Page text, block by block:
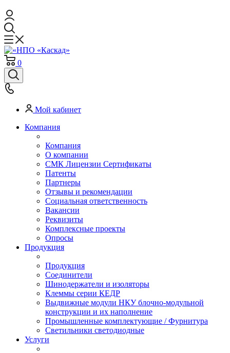
0
Мой кабинет
Компания
Компания
О компании
СМК Лицензии Сертификаты
Патенты
Партнеры
Отзывы и рекомендации
Социальная ответственность
Вакансии
Реквизиты
Комплексные проекты
Опросы
Продукция
Продукция
Соединители
Шинодержатели и изоляторы
Клеммы серии КЕДР
Выдвижные модули НКУ блочно-модульной
конструкции и их наполнение
Промышленные комплектующие / Фурнитура
Светильники светодиодные
Услуги